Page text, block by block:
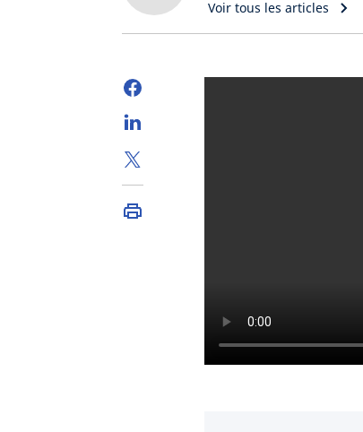
Voir tous les articles